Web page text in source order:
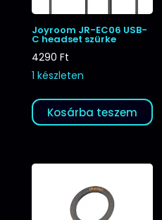
Joyroom JR-EC06 USB-
C headset szürke
4290 Ft
1 készleten
Kosárba teszem